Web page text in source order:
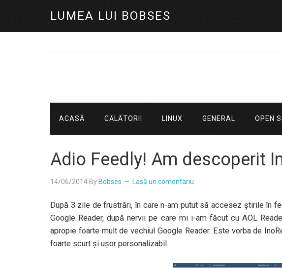
LUMEA LUI BOBSES
ACASĂ CĂLĂTORII LINUX GENERAL OPEN
Adio Feedly! Am descoperit
14/06/2014 By Bobses Lasă un comentariu
După 3 zile de frustrări, în care n-am putut să accesez ştirile în
Google Reader, după nervii pe care mi i-am făcut cu AOL
apropie foarte mult de vechiul Google Reader. Este vorba de
foarte scurt şi uşor personalizabil.